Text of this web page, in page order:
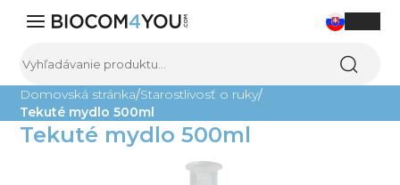
Výživové doplnky
Kozmetika
Domovská stránka Starostlivosť o ruky
Tekuté mydlo 500ml
Tekuté mydlo 500ml